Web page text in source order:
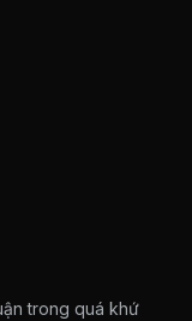
trong quá khứ